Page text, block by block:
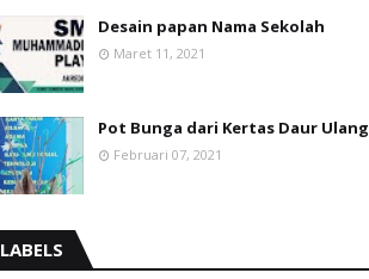
Desain papan Nama Sekolah
Maret 11, 2021
Pot Bunga dari Kertas Daur Ulang
Februari 07, 2021
LABELS